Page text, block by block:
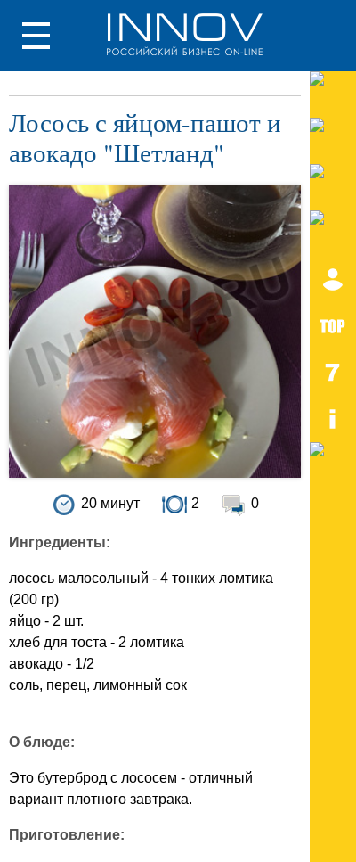
Лосось с яйцом-пашот и
авокадо "Шетланд"
20 минут 2 0
Ингредиенты:
лосось малосольный - 4 тонких ломтика
(200 гр)
яйцо - 2 шт.
хлеб для тоста - 2 ломтика
авокадо - 1/2
соль, перец, лимонный сок
О блюде:
Это бутерброд с лососем - отличный
вариант плотного завтрака.
Приготовление: